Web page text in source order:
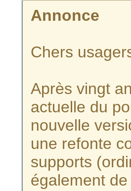
Annonce
Chers
Après vingt
actuelle du
nouvelle
une refonte
supports
également